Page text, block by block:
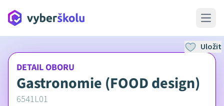
Open
DETAIL OBORU
Gastronomie (FOOD design)
6541L01
Uložit